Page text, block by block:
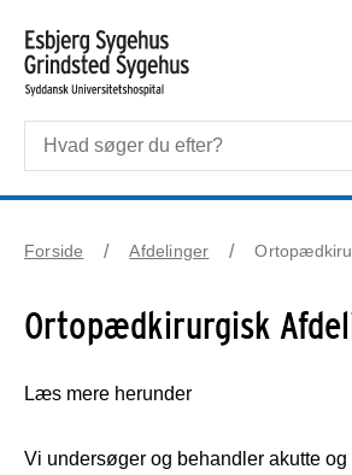
Forside Afdelinger
Ortopædkirurgisk
Læs mere herunder
Vi undersøger og behandler akutte